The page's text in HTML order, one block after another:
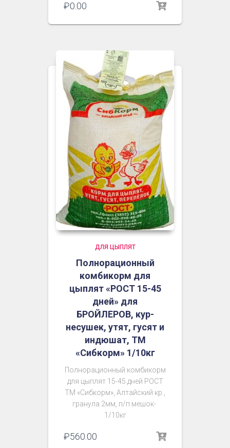
₽0.00
ДЛЯ ЦЫПЛЯТ
Полнорационный
комбикорм для
цыплят «РОСТ 15-45
дней» для
БРОЙЛЕРОВ, кур-
несушек, утят, гусят и
индюшат, ТМ
«Сибкорм» 1/10кг
Полнорационный комбикорм
для цыплят 15-45 дней РОСТ
ТМ «Сибкорм», Алтайский кр.,
гранула 2мм, п/п мешок-
1/10кг
₽560.00